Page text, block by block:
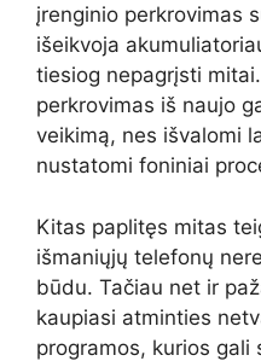
įrenginio perkrovimas
išeikvoja
tiesiog nepagrįsti
perkrovimas iš naujo
veikimą, nes išvalomi
nustatomi foniniai
Kitas paplitęs mitas
išmaniųjų telefonų
būdu. Tačiau net ir
kaupiasi atminties
programos, kurios gali